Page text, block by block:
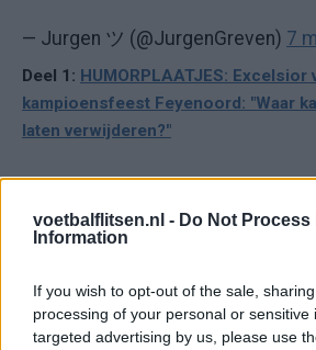
voetbalflitsen.nl - Do Not Process
Information
If you wish to opt-out of the sale,
processing of your personal or sensitive
targeted advertising by us, please use
— Jurgen ツ (@JurgenGreven) 7
Deel 1: HUMORPLAATJES: Excelsior
kampioensfeest Feyenoord: "Waar
laten verwijderen?"
Ajax ziet kans schoon: strijd om
Hart gaf de doorslag': Ouazane
boven Oranje